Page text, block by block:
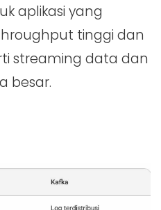
aplikasi yang
tinggi dan
streaming data dan
besar.